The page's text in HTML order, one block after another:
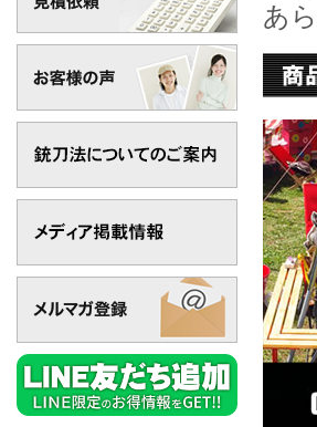
あ